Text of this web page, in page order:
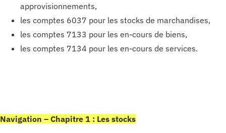
approvisionnements,
les comptes 6037 pour les stocks de marchandises,
les comptes 7133 pour les en-cours de biens,
les comptes 7134 pour les en-cours de services.
Navigation – Chapitre 1 : Les stocks